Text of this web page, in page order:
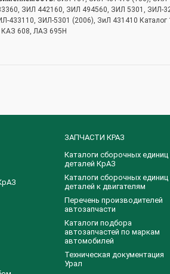
ЗИЛ 442160, ЗИЛ 494560, ЗИЛ 5301, ЗИЛ-
433110, ЗИЛ-5301 (2006), ЗиЛ 431410 Каталог
КАЗ 608, ЛАЗ 695Н
ЗАПЧАСТИ КРАЗ
Каталоги сборочных единиц
деталей КрАЗ
​Каталоги сборочных единиц
деталей к двигателям
Перечень производителей
автозапчасти
Каталоги подбора
автозапчастей по маркам
автомобилей
Техническая документация
Урал